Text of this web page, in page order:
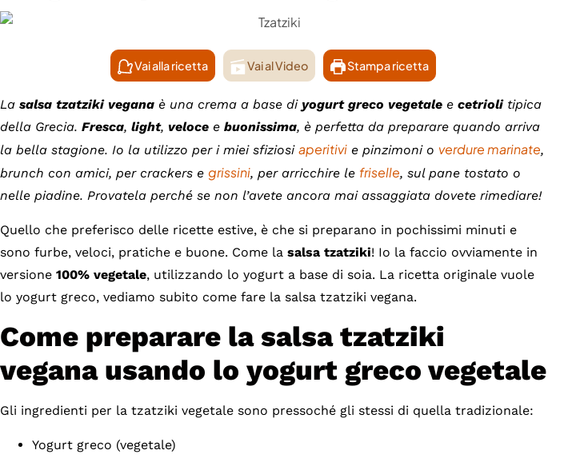
Vai alla ricetta Vai al Video Stampa ricetta
La salsa tzatziki vegana è una crema a base di yogurt greco vegetale e cetrioli tipica
della Grecia. Fresca, light, veloce e buonissima, è perfetta da preparare quando arriva
la bella stagione. Io la utilizzo per i miei sfiziosi aperitivi e pinzimoni o verdure marinate,
brunch con amici, per crackers e grissini, per arricchire le friselle, sul pane tostato o
nelle piadine. Provatela perché se non l’avete ancora mai assaggiata dovete rimediare!
Quello che preferisco delle ricette estive, è che si preparano in pochissimi minuti e
sono furbe, veloci, pratiche e buone. Come la salsa tzatziki! Io la faccio ovviamente in
versione 100% vegetale, utilizzando lo yogurt a base di soia. La ricetta originale vuole
lo yogurt greco, vediamo subito come fare la salsa tzatziki vegana.
Come preparare la salsa tzatziki
vegana usando lo yogurt greco vegetale
Gli ingredienti per la tzatziki vegetale sono pressoché gli stessi di quella tradizionale:
Yogurt greco (vegetale)